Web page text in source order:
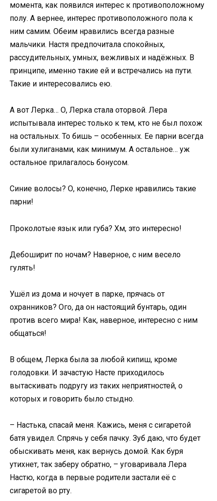
момента, как появился интерес к противоположному
полу. А вернее, интерес противоположного пола к
ним самим. Обеим нравились всегда разные
мальчики. Настя предпочитала спокойных,
рассудительных, умных, вежливых и надёжных. В
принципе, именно такие ей и встречались на пути.
Такие и интересовались ею.
А вот Лерка… О, Лерка стала оторвой. Лера
испытывала интерес только к тем, кто не был похож
на остальных. То бишь – особенных. Ее парни всегда
были хулиганами, как минимум. А остальное… уж
остальное прилагалось бонусом.
Синие волосы? О, конечно, Лерке нравились такие
парни!
Проколотые язык или губа? Хм, это интересно!
Дебоширит по ночам? Наверное, с ним весело
гулять!
Ушёл из дома и ночует в парке, прячась от
охранников? Ого, да он настоящий бунтарь, один
против всего мира! Как, наверное, интересно с ним
общаться!
В общем, Лерка была за любой кипиш, кроме
голодовки. И зачастую Насте приходилось
вытаскивать подругу из таких неприятностей, о
которых и говорить было стыдно.
– Настька, спасай меня. Кажись, меня с сигаретой
батя увидел. Спрячь у себя пачку. Зуб даю, что будет
обыскивать меня, как вернусь домой. Как буря
утихнет, так заберу обратно, – уговаривала Лера
Настю, когда в первые родители застали её с
сигаретой во рту.